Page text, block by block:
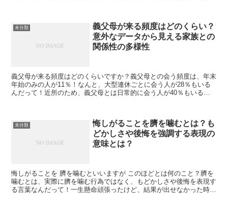
未分類
義父母が来る頻度はどのくらい？
意外なデータから見える家族との
関係性の多様性
義父母が来る頻度はどのくらいですか？義父母との会う頻度は、年末
年始のみの人が11％！なんと、大型連休ごとに会う人が28％もいる
んだって！近所のため、義父母とは日常的に会う人が40％もいるん
未分類
悔しがることを臍を噛むとは？も
どかしさや後悔を強調する表現の
意味とは？
悔しがることを 臍を噛むといいますが このほどとは何のこと？臍を
噛むとは、実際に臍を噛む行為ではなく、もどかしさや後悔を表現す
る言葉なんだって！一生懸命頑張ったけど、結果が出せなかった時に